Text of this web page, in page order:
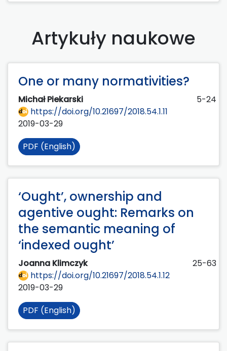
Artykuły naukowe
One or many normativities?
Michał Piekarski
5-24
https://doi.org/10.21697/2018.54.1.11
2019-03-29
PDF (English)
‘Ought’, ownership and
agentive ought: Remarks on
the semantic meaning of
‘indexed ought’
Joanna Klimczyk
25-63
https://doi.org/10.21697/2018.54.1.12
2019-03-29
PDF (English)